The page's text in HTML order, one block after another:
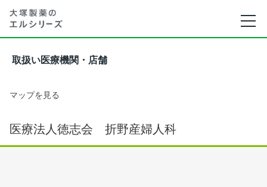
取扱い医療機関・店舗
マップを見る
医療法人徳志会 折野産婦人科